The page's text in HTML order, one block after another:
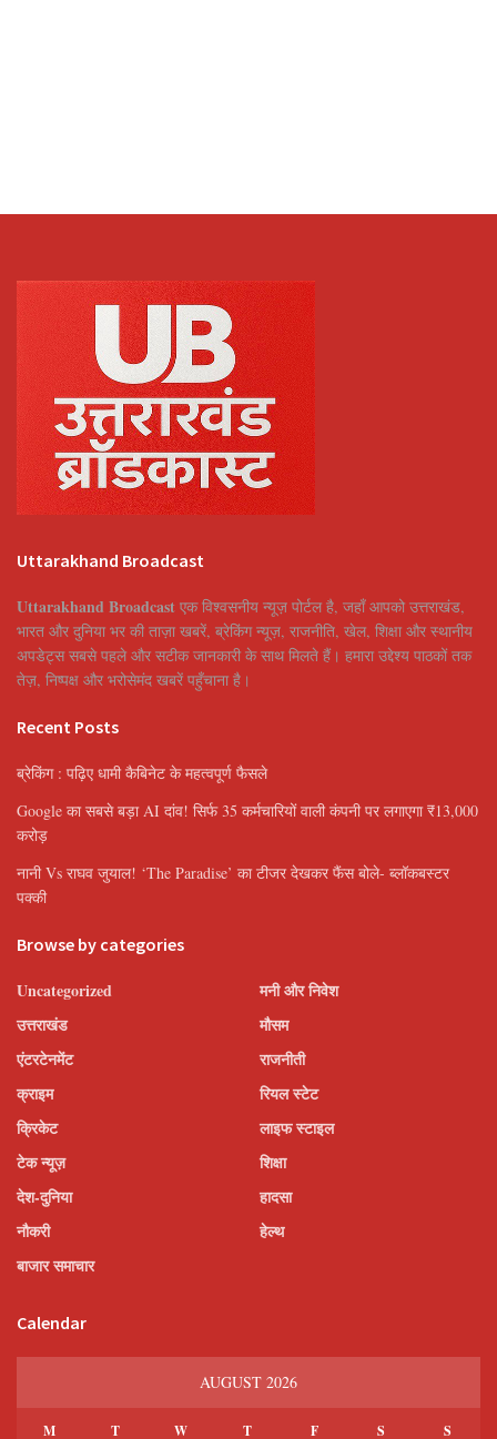
Uttarakhand Broadcast
Uttarakhand Broadcast एक विश्वसनीय न्यूज़ पोर्टल है, जहाँ आपको उत्तराखंड,
भारत और दुनिया भर की ताज़ा खबरें, ब्रेकिंग न्यूज़, राजनीति, खेल, शिक्षा और स्थानीय
अपडेट्स सबसे पहले और सटीक जानकारी के साथ मिलते हैं। हमारा उद्देश्य पाठकों तक
तेज़, निष्पक्ष और भरोसेमंद खबरें पहुँचाना है।
Recent Posts
ब्रेकिंग : पढ़िए धामी कैबिनेट के महत्वपूर्ण फैसले
Google का सबसे बड़ा AI दांव! सिर्फ 35 कर्मचारियों वाली कंपनी पर लगाएगा ₹13,000
करोड़
नानी Vs राघव जुयाल! ‘The Paradise’ का टीजर देखकर फैंस बोले- ब्लॉकबस्टर
पक्की
Browse by categories
Uncategorized
उत्तराखंड
एंटरटेनमेंट
क्राइम
क्रिकेट
टेक न्यूज़
देश-दुनिया
नौकरी
बाजार समाचार
मनी और निवेश
मौसम
राजनीती
रियल स्टेट
लाइफ स्टाइल
शिक्षा
हादसा
हेल्थ
Calendar
AUGUST 2026
M T W T F S S